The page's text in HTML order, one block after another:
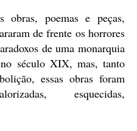
obras, poemas e peças,
de frente os horrores
de uma monarquia
século XIX, mas, tanto
essas obras foram
esquecidas,